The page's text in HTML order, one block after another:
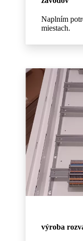
Naplním
miestach.
výroba